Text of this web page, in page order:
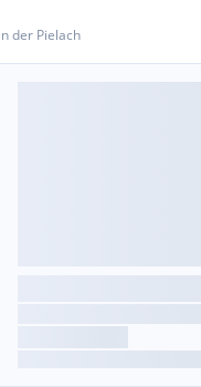
der Pielach